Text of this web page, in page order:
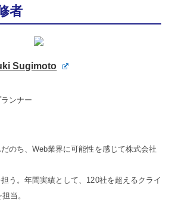
者
Sugimoto
ンナー
のち、Web業界に可能性を感じて株式会社
う。年間実績として、120社を超えるクライ
当。